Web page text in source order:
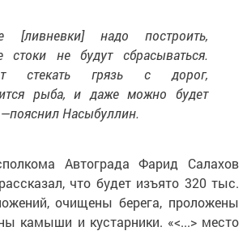
[ливневки] надо построить,
стоки не будут сбрасываться.
стекать грязь с дорог,
рыба, и даже можно будет
—пояснил Насыбуллин.
Автограда Фарид Салахов
что будет изъято 320 тыс.
очищены берега, проложены
камыши и кустарники. «<...> место